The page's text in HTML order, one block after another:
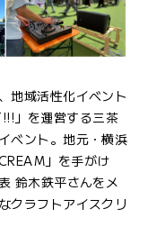
地域活性化イベント
」を運営する三茶
ベント。地元・横浜
」を手がけ
鈴木鉄平さんをメ
クラフトアイスクリ